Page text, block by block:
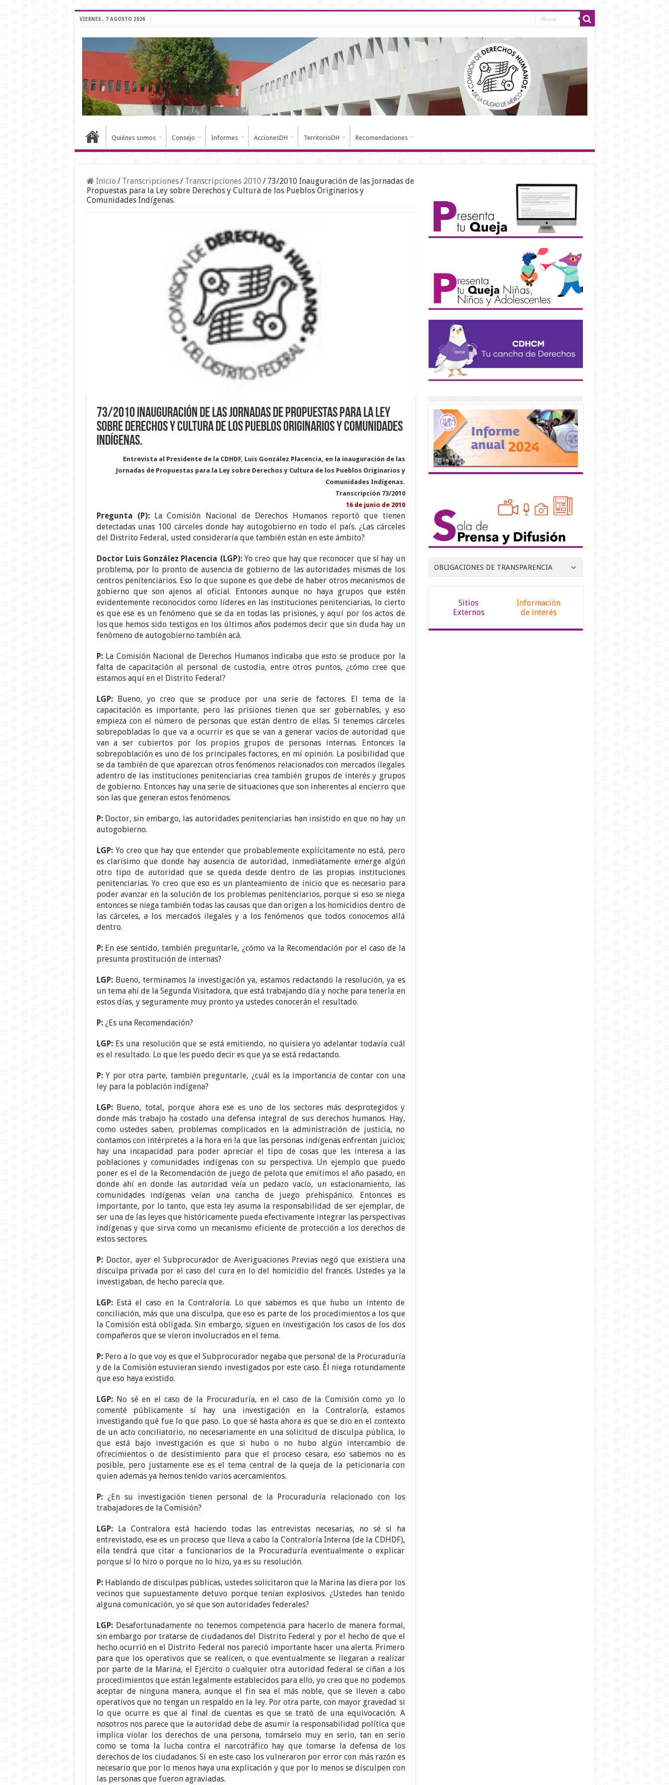
VIERNES , 7 AGOSTO 2026
Quiénes somos Consejo Informes AccionesDH TerritorioDH Recomendaciones
Inicio / Transcripciones/ Transcripciones 2010 / 73/2010 Inauguración de las Jornadas de
Propuestas para la Ley sobre Derechos y Cultura de los Pueblos Originarios y
Comunidades Indígenas.
73/2010 Inauguración de las Jornadas de Propuestas para la Ley
sobre Derechos y Cultura de los Pueblos Originarios y Comunidades
Indígenas.
Entrevista al Presidente de la CDHDF, Luis González Placencia, en la inauguración de las
Jornadas de Propuestas para la Ley sobre Derechos y Cultura de los Pueblos Originarios y
Comunidades Indígenas.
Transcripción 73/2010
16 de junio de 2010
Pregunta (P):La Comisión Nacional de Derechos Humanos reportó que tienen
detectadas unas 100 cárceles donde hay autogobierno en todo el país. ¿Las cárceles
del Distrito Federal, usted consideraría que también están en este ámbito?
Doctor Luis González Placencia (LGP):Yo creo que hay que reconocer que sí hay un
problema, por lo pronto de ausencia de gobierno de las autoridades mismas de los
centros penitenciarios. Eso lo que supone es que debe de haber otros mecanismos de
gobierno que son ajenos al oficial. Entonces aunque no haya grupos que estén
evidentemente reconocidos como líderes en las instituciones penitenciarias, lo cierto
es que ese es un fenómeno que se da en todas las prisiones, y aquí por los actos de
los que hemos sido testigos en los últimos años podemos decir que sin duda hay un
fenómeno de autogobierno también acá.
P: La Comisión Nacional de Derechos Humanos indicaba que esto se produce por la
falta de capacitación al personal de custodia, entre otros puntos, ¿cómo cree que
estamos aquí en el Distrito Federal?
LGP: Bueno, yo creo que se produce por una serie de factores. El tema de la
capacitación es importante, pero las prisiones tienen que ser gobernables, y eso
empieza con el número de personas que están dentro de ellas. Si tenemos cárceles
sobrepobladas lo que va a ocurrir es que se van a generar vacíos de autoridad que
van a ser cubiertos por los propios grupos de personas internas. Entonces la
sobrepoblación es uno de los principales factores, en mí opinión. La posibilidad que
se da también de que aparezcan otros fenómenos relacionados con mercados ilegales
adentro de las instituciones penitenciarias crea también grupos de interés y grupos
de gobierno. Entonces hay una serie de situaciones que son inherentes al encierro que
son las que generan estos fenómenos.
P: Doctor, sin embargo, las autoridades penitenciarias han insistido en que no hay un
autogobierno.
LGP: Yo creo que hay que entender que probablemente explícitamente no está, pero
es clarísimo que donde hay ausencia de autoridad, inmediatamente emerge algún
otro tipo de autoridad que se queda desde dentro de las propias instituciones
penitenciarias. Yo creo que eso es un planteamiento de inicio que es necesario para
poder avanzar en la solución de los problemas penitenciarios, porque si eso se niega
entonces se niega también todas las causas que dan origen a los homicidios dentro de
las cárceles, a los mercados ilegales y a los fenómenos que todos conocemos allá
dentro.
P:En ese sentido, también preguntarle, ¿cómo va la Recomendación por el caso de la
presunta prostitución de internas?
LGP:Bueno, terminamos la investigación ya, estamos redactando la resolución, ya es
un tema ahí de la Segunda Visitadora, que está trabajando día y noche para tenerla en
estos días, y seguramente muy pronto ya ustedes conocerán el resultado.
P:¿Es una Recomendación?
LGP:Es una resolución que se está emitiendo, no quisiera yo adelantar todavía cuál
es el resultado. Lo que les puedo decir es que ya se está redactando.
P:Y por otra parte, también preguntarle, ¿cuál es la importancia de contar con una
ley para la población indígena?
LGP:Bueno, total, porque ahora ese es uno de los sectores más desprotegidos y
donde más trabajo ha costado una defensa integral de sus derechos humanos. Hay,
como ustedes saben, problemas complicados en la administración de justicia, no
contamos con intérpretes a la hora en la que las personas indígenas enfrentan juicios;
hay una incapacidad para poder apreciar el tipo de cosas que les interesa a las
poblaciones y comunidades indígenas con su perspectiva. Un ejemplo que puedo
poner es el de la Recomendación de juego de pelota que emitimos el año pasado, en
donde ahí en donde las autoridad veía un pedazo vacío, un estacionamiento, las
comunidades indígenas veían una cancha de juego prehispánico. Entonces es
importante, por lo tanto, que esta ley asuma la responsabilidad de ser ejemplar, de
ser una de las leyes que históricamente pueda efectivamente integrar las perspectivas
indígenas y que sirva como un mecanismo eficiente de protección a los derechos de
estos sectores.
P: Doctor, ayer el Subprocurador de Averiguaciones Previas negó que existiera una
disculpa privada por el caso del cura en lo del homicidio del francés. Ustedes ya la
investigaban, de hecho parecía que.
LGP:Está el caso en la Contraloría. Lo que sabemos es que hubo un intento de
conciliación, más que una disculpa, que eso es parte de los procedimientos a los que
la Comisión está obligada. Sin embargo, siguen en investigación los casos de los dos
compañeros que se vieron involucrados en el tema.
P: Pero a lo que voy es que el Subprocurador negaba que personal de la Procuraduría
y de la Comisión estuvieran siendo investigados por este caso. Él niega rotundamente
que eso haya existido.
LGP:No sé en el caso de la Procuraduría, en el caso de la Comisión como yo lo
comenté públicamente sí hay una investigación en la Contraloría, estamos
investigando qué fue lo que paso. Lo que sé hasta ahora es que se dio en el contexto
de un acto conciliatorio, no necesariamente en una solicitud de disculpa pública, lo
que está bajo investigación es que si hubo o no hubo algún intercambio de
ofrecimientos o de desistimiento para que el proceso cesara, eso sabemos no es
posible, pero justamente ese es el tema central de la queja de la peticionaria con
quien además ya hemos tenido varios acercamientos.
P:¿En su investigación tienen personal de la Procuraduría relacionado con los
trabajadores de la Comisión?
LGP: La Contralora está haciendo todas las entrevistas necesarias, no sé si ha
entrevistado, ese es un proceso que lleva a cabo la Contraloría Interna (de la CDHDF),
ella tendrá que citar a funcionarios de la Procuraduría eventualmente o explicar
porque sí lo hizo o porque no lo hizo, ya es su resolución.
P:Hablando de disculpas públicas, ustedes solicitaron que la Marina las diera por los
vecinos que supuestamente detuvo porque tenían explosivos. ¿Ustedes han tenido
alguna comunicación, yo sé que son autoridades federales?
LGP:Desafortunadamente no tenemos competencia para hacerlo de manera formal,
sin embargo por tratarse de ciudadanos del Distrito Federal y por el hecho de que el
hecho ocurrió en el Distrito Federal nos pareció importante hacer una alerta. Primero
para que los operativos que se realicen, o que eventualmente se llegaran a realizar
por parte de la Marina, el Ejército o cualquier otra autoridad federal se ciñan a los
procedimientos que están legalmente establecidos para ello, yo creo que no podemos
aceptar de ninguna manera, aunque el fin sea el más noble, que se lleven a cabo
operativos que no tengan un respaldo en la ley. Por otra parte, con mayor gravedad si
lo que ocurre es que al final de cuentas es que se trató de una equivocación. A
nosotros nos parece que la autoridad debe de asumir la responsabilidad política que
implica violar los derechos de una persona, tomárselo muy en serio, tan en serio
como se toma la lucha contra el narcotráfico hay que tomarse la defensa de los
derechos de los ciudadanos. Si en este caso los vulneraron por error con más razón es
necesario que por lo menos haya una explicación y que por lo menos se disculpen con
las personas que fueron agraviadas.
OBLIGACIONES DE TRANSPARENCIA
Sitios
Externos
Información
de interés